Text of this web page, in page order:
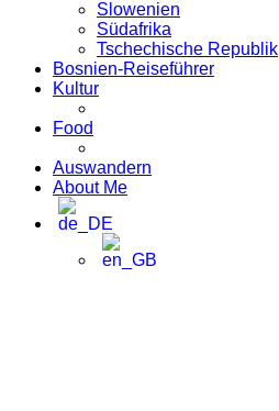
Slowenien
Südafrika
Tschechische Republik
Bosnien-Reiseführer
Kultur
Food
Auswandern
About Me